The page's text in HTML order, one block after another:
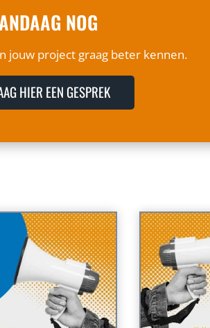
NOG
jouw project graag beter kennen.
HIER EEN GESPREK